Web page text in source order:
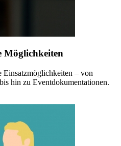
Möglichkeiten
Einsatzmöglichkeiten – von
hin zu Eventdokumentationen.